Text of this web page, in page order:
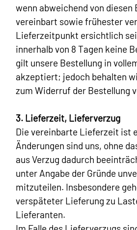
wenn abweichend von diesen
vereinbart sowie frühester
Lieferzeitpunkt ersichtlich
innerhalb von 8 Tagen keine
gilt unsere Bestellung in
akzeptiert; jedoch behalten
zum Widerruf der Bestellung
3. Lieferzeit, Lieferverzug
Die vereinbarte Lieferzeit ist
Änderungen sind uns, ohne
aus Verzug dadurch
unter Angabe der Gründe
mitzuteilen. Insbesondere
verspäteter Lieferung zu
Lieferanten.